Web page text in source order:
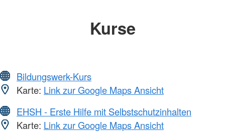
Kurse
Bildungswerk-Kurs
Karte: Link zur Google Maps Ansicht
EHSH - Erste Hilfe mit Selbstschutzinhalten
Karte: Link zur Google Maps Ansicht